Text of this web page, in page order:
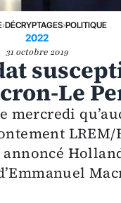
›DÉCRYPTAGES›POLITIQUE
2022
31 octobre 2019
Le
mercredi
LREM/